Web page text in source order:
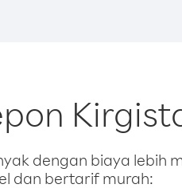
dengan biaya lebih
dan bertarif murah: